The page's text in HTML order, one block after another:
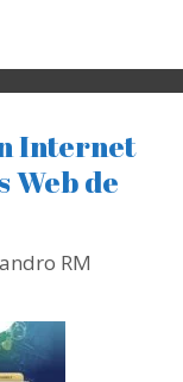
Internet
Web de
RM